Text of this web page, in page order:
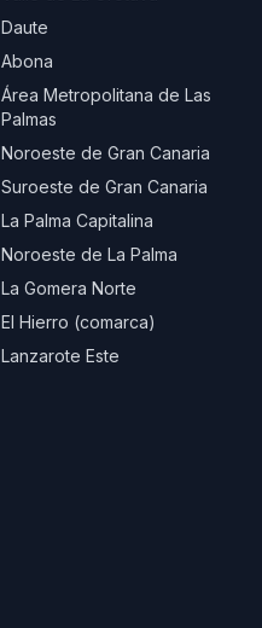
Daute
Abona
Área Metropolitana de Las
Palmas
Noroeste de Gran Canaria
Suroeste de Gran Canaria
La Palma Capitalina
Noroeste de La Palma
La Gomera Norte
El Hierro (comarca)
Lanzarote Este